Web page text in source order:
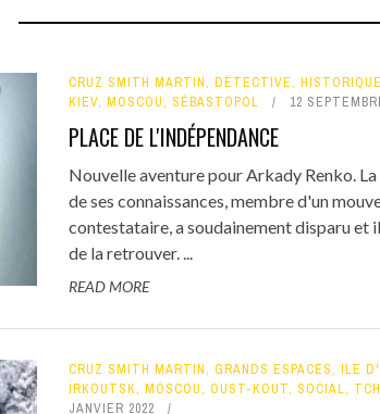
CRUZ SMITH MARTIN, DÉTECTIVE, HISTORIQUE
KIEV, MOSCOU, SÉBASTOPOL 12
PLACE DE L'INDÉPENDANCE
Nouvelle aventure pour Arkady Renko.
de ses connaissances, membre d'un
contestataire, a soudainement disparu et
de la retrouver. ...
READ MORE
CRUZ SMITH MARTIN, GRANDS ESPACES, ILE
IRKOUTSK, MOSCOU, OUST-KOUT, SOCIAL,
JANVIER 2022